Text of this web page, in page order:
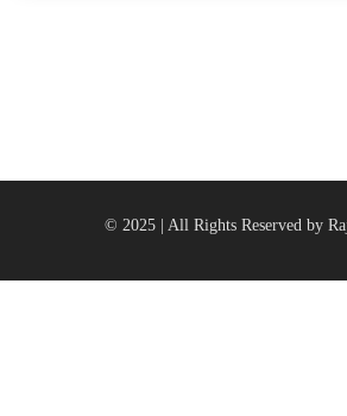
© 2025 | All Rights Reserved by